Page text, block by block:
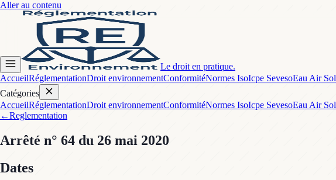
Aller au contenu
Le droit en pratique.
AccueilRéglementationDroit environnementConformitéNormes IsoIcpe SevesoEau Air Sol
Catégories
AccueilRéglementationDroit environnementConformitéNormes IsoIcpe SevesoEau Air Sol
←Reglementation
Arrêté n° 64 du 26 mai 2020
Dates